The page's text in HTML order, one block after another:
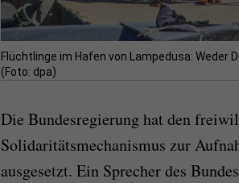
Flüchtlinge im Hafen von Lampedusa: Weder
(Foto: dpa)
Die Bundesregierung hat den
Solidaritätsmechanismus zur
ausgesetzt. Ein Sprecher des